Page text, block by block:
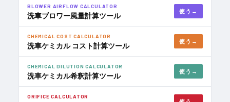
BLOWER AIRFLOW CALCULATOR
洗車ブロワー風量計算ツール
使う
CHEMICAL COST CALCULATOR
洗車ケミカル コスト計算ツール
使う
CHEMICAL DILUTION CALCULATOR
洗車ケミカル希釈計算ツール
使う
ORIFICE CALCULATOR